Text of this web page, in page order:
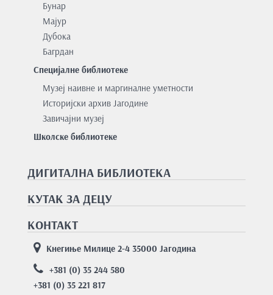
Бунар
Мајур
Дубока
Багрдан
Специјалне библиотеке
Музеј наивне и маргиналне уметности
Историјски архив Јагодине
Завичајни музеј
Школске библиотеке
ДИГИТАЛНА БИБЛИОТЕКА
КУТАК ЗА ДЕЦУ
КОНТАКТ
Кнегиње Милице 2-4 35000 Јагодина
+381 (0) 35 244 580
+381 (0) 35 221 817